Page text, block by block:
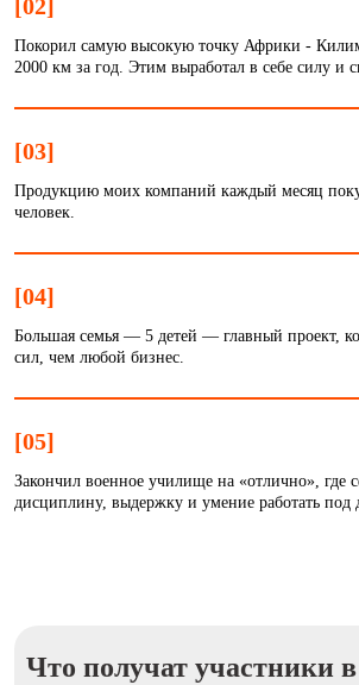
[02]
Покорил самую высокую точку Африки -
2000 км за год. Этим выработал в себе силу и
[03]
Продукцию моих компаний каждый месяц
человек.
[04]
Большая семья — 5 детей — главный проект,
сил, чем любой бизнес.
[05]
Закончил военное училище на «отлично», где
дисциплину, выдержку и умение работать под
Что получат участники в